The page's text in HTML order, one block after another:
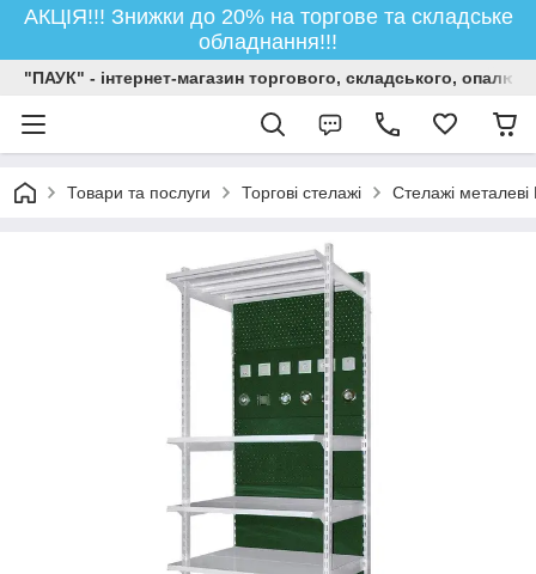
АКЦІЯ!!! Знижки до 20% на торгове та складське
обладнання!!!
"ПАУК" - інтернет-магазин торгового, складського,
Товари та послуги Торгові стелажі Стелажі